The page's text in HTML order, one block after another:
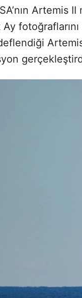
Artemis
Ay